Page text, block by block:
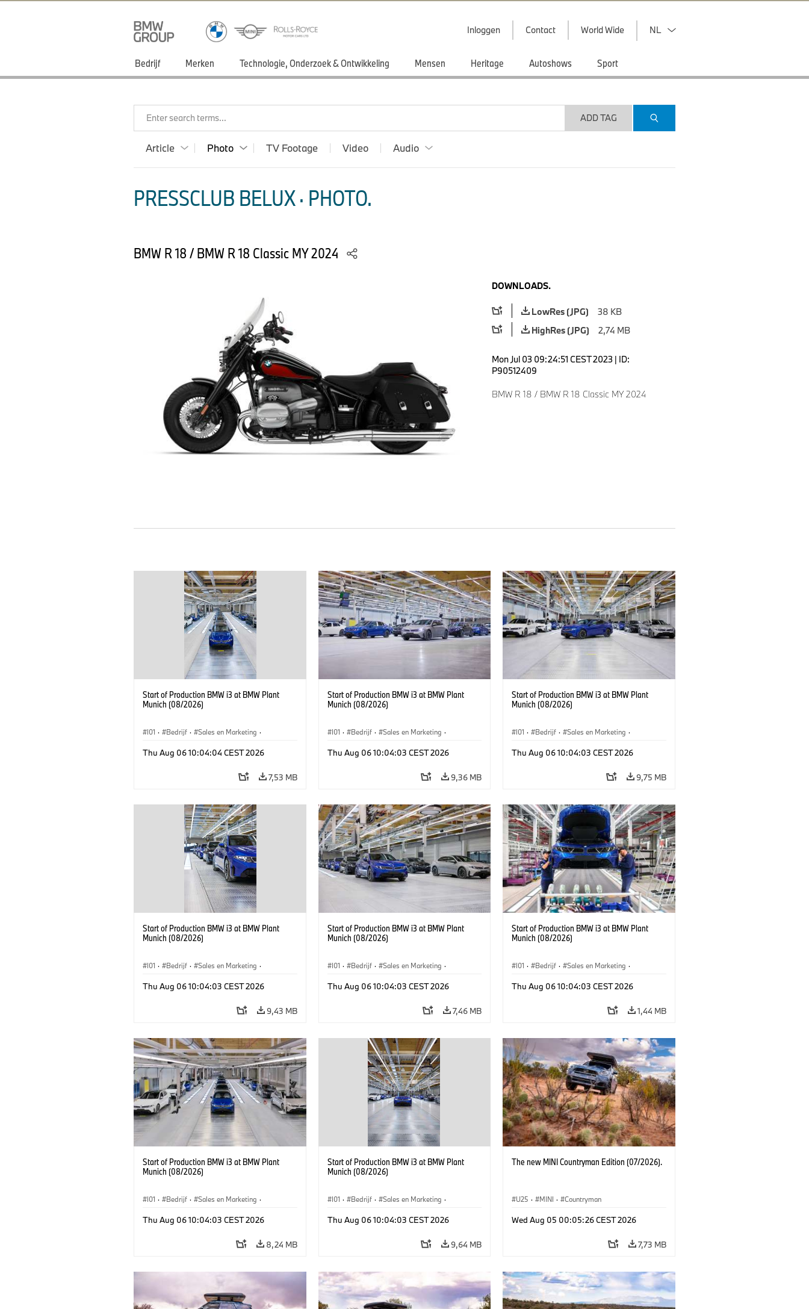
Inloggen Contact World Wide NL
Bedrijf Merken Technologie, Onderzoek & Ontwikkeling Mensen Heritage Autoshows Sport
Enter search terms... ADD TAG
Article Photo TV Footage Video Audio
PRESSCLUB BELUX · PHOTO.
BMW R 18 / BMW R 18 Classic MY 2024
DOWNLOADS.
LowRes (JPG)
38 KB
HighRes (JPG)
2,74 MB
Mon Jul 03 09:24:51 CEST 2023 | ID:
P90512409
BMW R 18 / BMW R 18 Classic MY 2024
Start of Production BMW i3 at BMW Plant
Munich (08/2026)
I01 · Bedrijf · Sales en Marketing ·
Thu Aug 06 10:04:04 CEST 2026
7,53 MB
Start of Production BMW i3 at BMW Plant
Munich (08/2026)
I01 · Bedrijf · Sales en Marketing ·
Thu Aug 06 10:04:03 CEST 2026
9,36 MB
Start of Production BMW i3 at BMW Plant
Munich (08/2026)
I01 · Bedrijf · Sales en Marketing ·
Thu Aug 06 10:04:03 CEST 2026
9,75 MB
Start of Production BMW i3 at BMW Plant
Munich (08/2026)
I01 · Bedrijf · Sales en Marketing ·
Thu Aug 06 10:04:03 CEST 2026
9,43 MB
Start of Production BMW i3 at BMW Plant
Munich (08/2026)
I01 · Bedrijf · Sales en Marketing ·
Thu Aug 06 10:04:03 CEST 2026
7,46 MB
Start of Production BMW i3 at BMW Plant
Munich (08/2026)
I01 · Bedrijf · Sales en Marketing ·
Thu Aug 06 10:04:03 CEST 2026
1,44 MB
Start of Production BMW i3 at BMW Plant
Munich (08/2026)
I01 · Bedrijf · Sales en Marketing ·
Thu Aug 06 10:04:03 CEST 2026
8,24 MB
Start of Production BMW i3 at BMW Plant
Munich (08/2026)
I01 · Bedrijf · Sales en Marketing ·
Thu Aug 06 10:04:03 CEST 2026
9,64 MB
The new MINI Countryman Edition (07/2026).
U25 · MINI · Countryman
Wed Aug 05 00:05:26 CEST 2026
7,73 MB